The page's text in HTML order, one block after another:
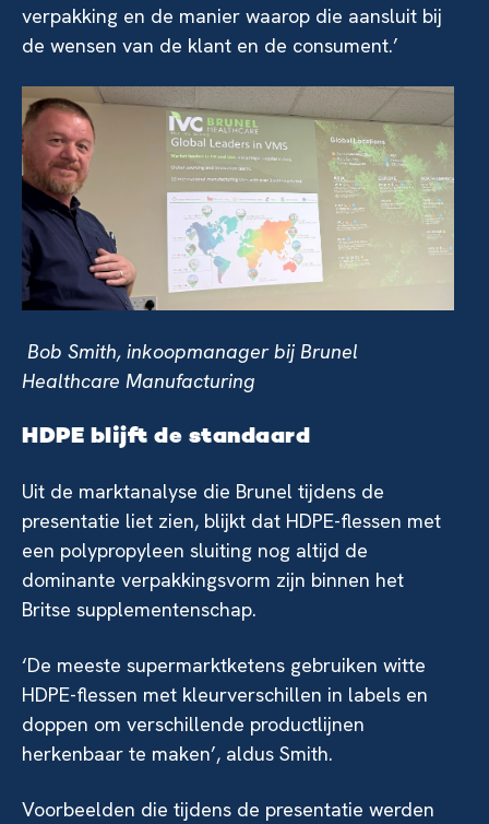
verpakking en de manier waarop die aansluit bij
de wensen van de klant en de consument.’
Bob Smith, inkoopmanager bij Brunel
Healthcare Manufacturing
HDPE blijft de standaard
Uit de marktanalyse die Brunel tijdens de
presentatie liet zien, blijkt dat HDPE-flessen met
een polypropyleen sluiting nog altijd de
dominante verpakkingsvorm zijn binnen het
Britse supplementenschap.
‘De meeste supermarktketens gebruiken witte
HDPE-flessen met kleurverschillen in labels en
doppen om verschillende productlijnen
herkenbaar te maken’, aldus Smith.
Voorbeelden die tijdens de presentatie werden